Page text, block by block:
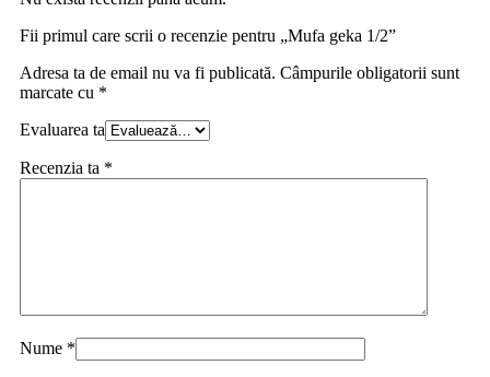
Fii primul care scrii o recenzie pentru „Mufa geka 1/2”
Adresa ta de email nu va fi publicată. Câmpurile obligatorii sunt
marcate cu *
Evaluarea ta
Recenzia ta *
Nume *